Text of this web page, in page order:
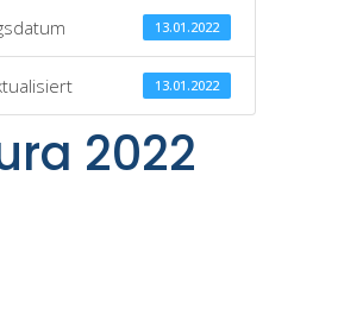
13.01.2022
13.01.2022
2022